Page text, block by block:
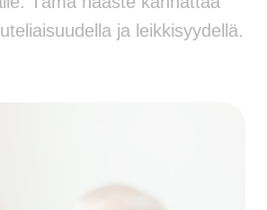
ja leikkisyydellä.